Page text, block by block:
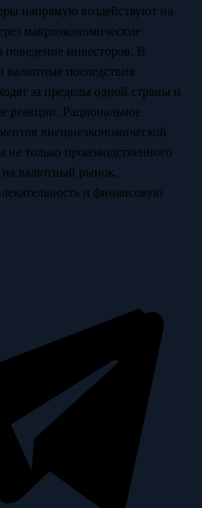
напрямую воздействуют на
макроэкономические
поведение инвесторов. В
валютные последствия
за пределы одной страны и
реакции. Рациональное
внешнеэкономической
не только производственного
на валютный рынок,
и финансовую